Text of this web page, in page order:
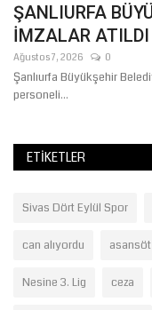
ŞANLIURFA
İMZALAR
Ağustos 7, 2026 0
Şanlıurfa Büyükşehir
personeli...
ETIKETLER
Sivas Dört Eylül Spor
can alıyordu asansöt
Nesine 3. Lig ceza